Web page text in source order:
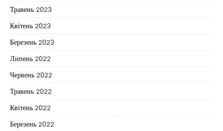
Травень 2023
Квітень 2023
Березень 2023
Липень 2022
Червень 2022
Травень 2022
Квітень 2022
Березень 2022